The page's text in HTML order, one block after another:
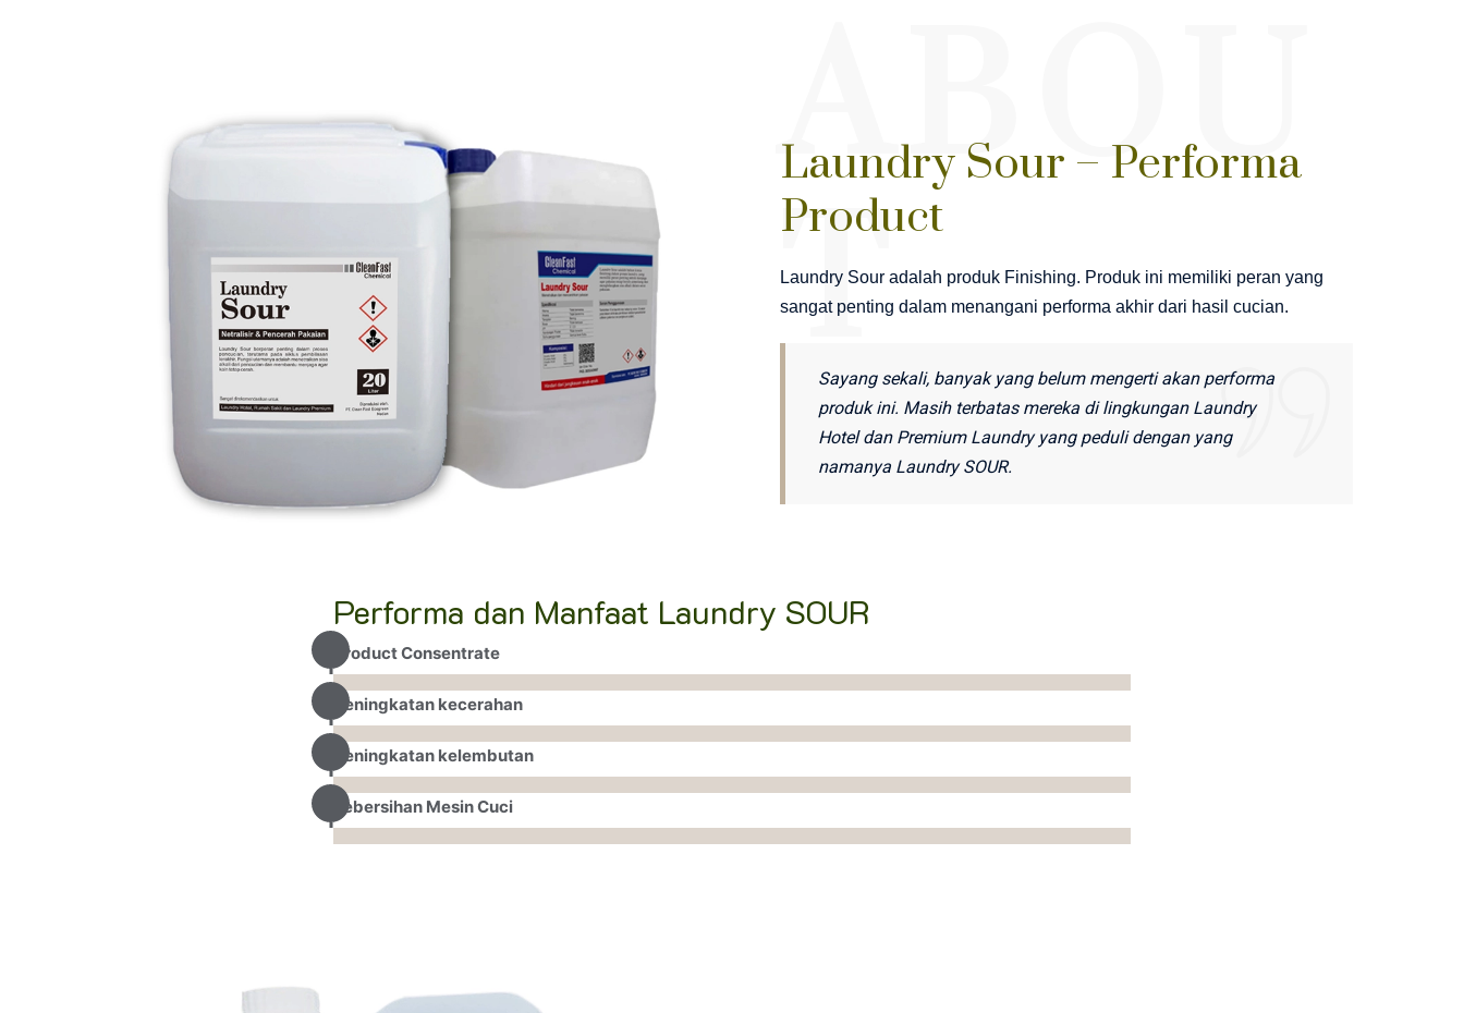
Laundry Sour – Performa
Product
ABOU
T
Laundry Sour adalah produk Finishing. Produk ini memiliki peran yang
sangat penting dalam menangani performa akhir dari hasil cucian.
Sayang sekali, banyak yang belum mengerti akan performa
produk ini. Masih terbatas mereka di lingkungan Laundry
Hotel dan Premium Laundry yang peduli dengan yang
namanya Laundry SOUR.
Performa dan Manfaat Laundry SOUR
Product Consentrate
Peningkatan kecerahan
Peningkatan kelembutan
Kebersihan Mesin Cuci